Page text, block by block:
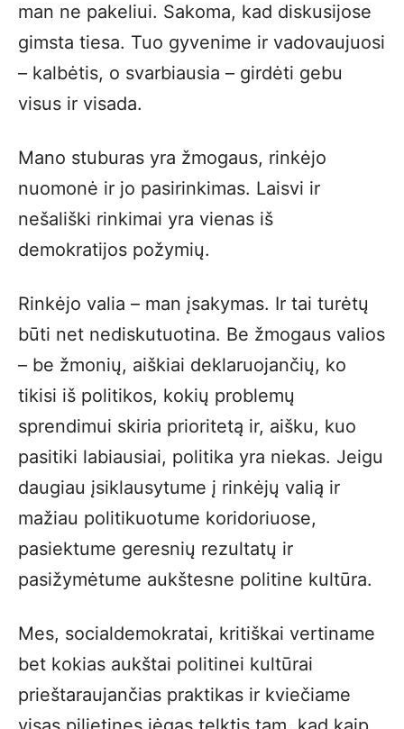
man ne pakeliui. Sakoma, kad diskusijose
gimsta tiesa. Tuo gyvenime ir vadovaujuosi
– kalbėtis, o svarbiausia – girdėti gebu
visus ir visada.
Mano stuburas yra žmogaus, rinkėjo
nuomonė ir jo pasirinkimas. Laisvi ir
nešališki rinkimai yra vienas iš
demokratijos požymių.
Rinkėjo valia – man įsakymas. Ir tai turėtų
būti net nediskutuotina. Be žmogaus valios
– be žmonių, aiškiai deklaruojančių, ko
tikisi iš politikos, kokių problemų
sprendimui skiria prioritetą ir, aišku, kuo
pasitiki labiausiai, politika yra niekas. Jeigu
daugiau įsiklausytume į rinkėjų valią ir
mažiau politikuotume koridoriuose,
pasiektume geresnių rezultatų ir
pasižymėtume aukštesne politine kultūra.
Mes, socialdemokratai, kritiškai vertiname
bet kokias aukštai politinei kultūrai
prieštaraujančias praktikas ir kviečiame